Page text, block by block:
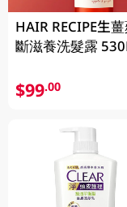
HAIR RECIPE生
斷滋養洗髮露
$99.00